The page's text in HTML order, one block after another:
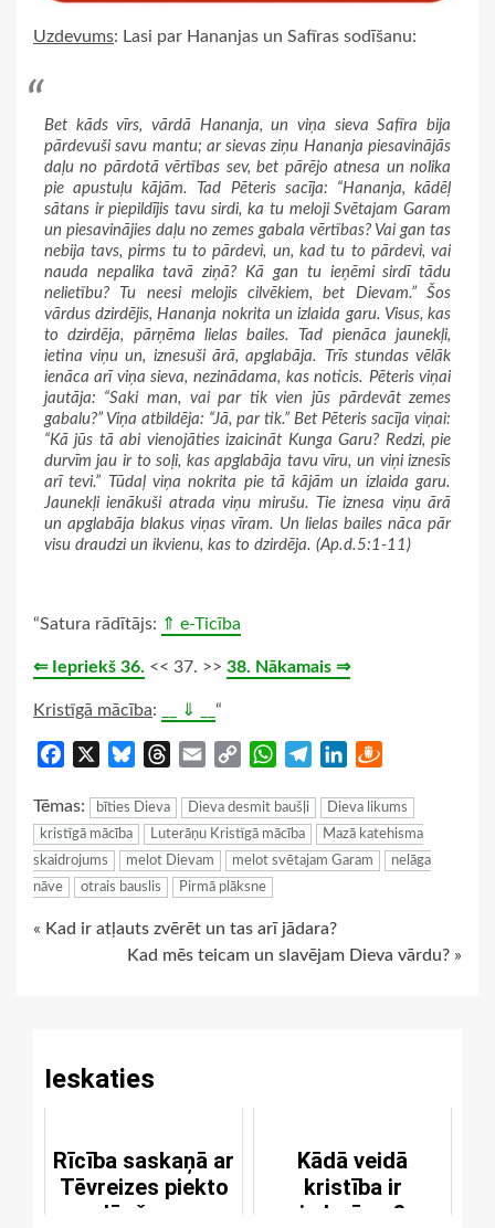
Uzdevums: Lasi par Hananjas un Safīras sodīšanu:
Bet kāds vīrs, vārdā Hananja, un viņa sieva Safīra bija
pārdevuši savu mantu; ar sievas ziņu Hananja piesavinājās
daļu no pārdotā vērtības sev, bet pārējo atnesa un nolika
pie apustuļu kājām. Tad Pēteris sacīja: “Hananja, kādēļ
sātans ir piepildījis tavu sirdi, ka tu meloji Svētajam Garam
un piesavinājies daļu no zemes gabala vērtības? Vai gan tas
nebija tavs, pirms tu to pārdevi, un, kad tu to pārdevi, vai
nauda nepalika tavā ziņā? Kā gan tu ieņēmi sirdī tādu
nelietību? Tu neesi melojis cilvēkiem, bet Dievam.” Šos
vārdus dzirdējis, Hananja nokrita un izlaida garu. Visus, kas
to dzirdēja, pārņēma lielas bailes. Tad pienāca jaunekļi,
ietina viņu un, iznesuši ārā, apglabāja. Trīs stundas vēlāk
ienāca arī viņa sieva, nezinādama, kas noticis. Pēteris viņai
jautāja: “Saki man, vai par tik vien jūs pārdevāt zemes
gabalu?” Viņa atbildēja: “Jā, par tik.” Bet Pēteris sacīja viņai:
“Kā jūs tā abi vienojāties izaicināt Kunga Garu? Redzi, pie
durvīm jau ir to soļi, kas apglabāja tavu vīru, un viņi iznesīs
arī tevi.” Tūdaļ viņa nokrita pie tā kājām un izlaida garu.
Jaunekļi ienākuši atrada viņu mirušu. Tie iznesa viņu ārā
un apglabāja blakus viņas vīram. Un lielas bailes nāca pār
visu draudzi un ikvienu, kas to dzirdēja. (Ap.d.5:1-11)
“Satura rādītājs: ⇑ e-Ticība
⇐ Iepriekš 36. << 37. >> 38. Nākamais ⇒
Kristīgā mācība: __ ⇓ __ “
Facebook BlueskyThreads
Email
Copy
WhatsApp
TelegramLinkedIn
Tēmas: bīties Dieva Dieva desmit baušļi
Dieva likums
kristīgā mācība
Luterāņu Kristīgā mācība
Mazā katehisma
skaidrojums
melot Dievam melot svētajam Garam
nelāga
nāve
otrais bauslis Pirmā plāksne
Continue
« Kad ir atļauts zvērēt un tas arī jādara?
Kad mēs teicam un slavējam Dieva vārdu? »
Ieskaties
Rīcība saskaņā ar
Tēvreizes piekto
lūgšanu
Kādā veidā
kristība ir
izdarāma?